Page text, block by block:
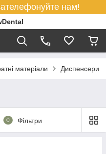
нам!
матеріали Диспенсери
0 Фільтри